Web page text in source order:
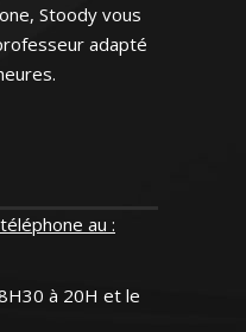
disponible
qui s'adapte
élève
S)
J’enseigne
et je donne
élèves et de leurs
Stoody vous
adapté
au :
à 20H et le